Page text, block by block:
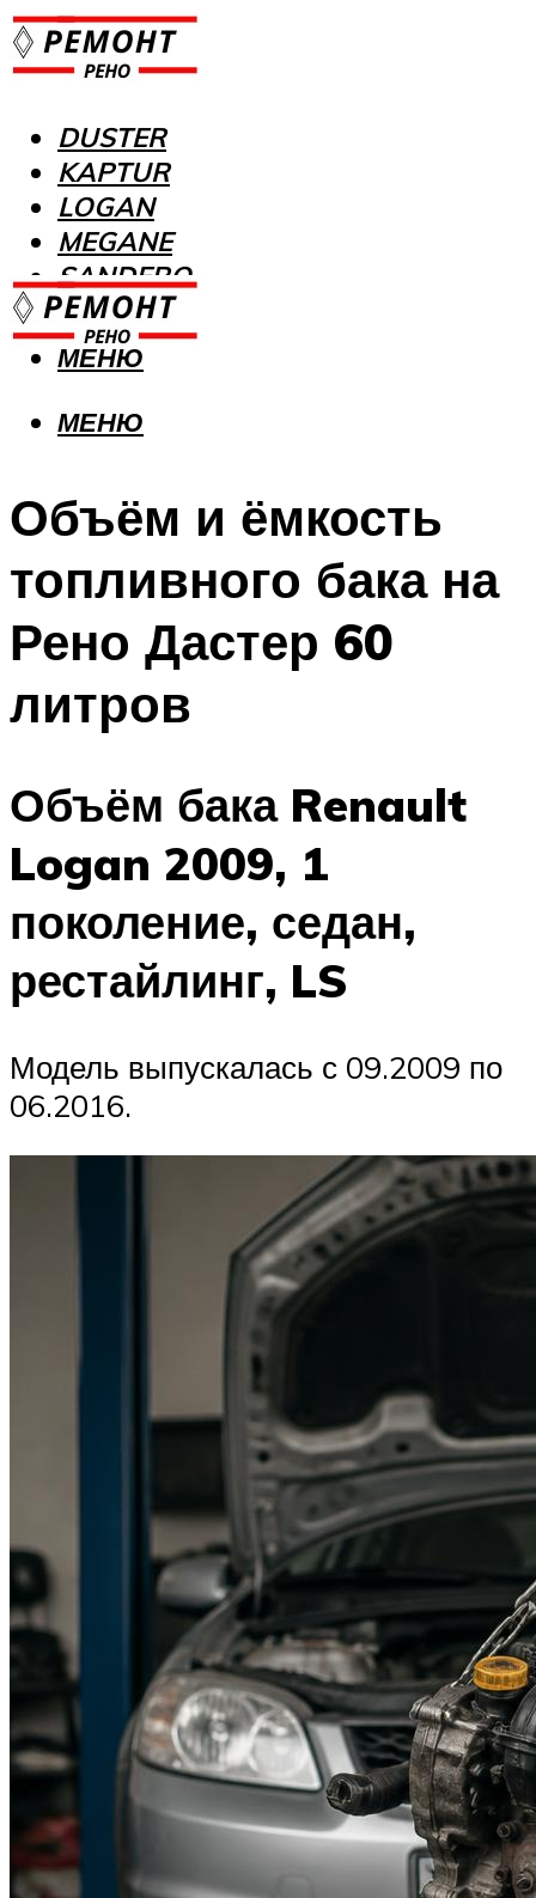
DUSTER
KAPTUR
LOGAN
MEGANE
SANDERO
МЕНЮ
МЕНЮ
Объём и ёмкость
топливного бака на
Рено Дастер 60
литров
Объём бака Renault
Logan 2009, 1
поколение, седан,
рестайлинг, LS
Модель выпускалась с 09.2009 по
06.2016.